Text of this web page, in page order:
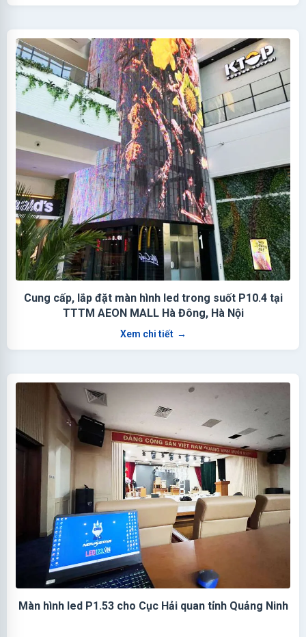
Cung cấp, lắp đặt màn hình led trong suốt P10.4 tại
TTTM AEON MALL Hà Đông, Hà Nội
Xem chi tiết →
Màn hình led P1.53 cho Cục Hải quan tỉnh Quảng Ninh